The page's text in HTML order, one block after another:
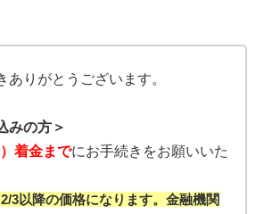
ありがとうございます。
みの方＞
着金までにお手続きをお願いいた
3以降の価格になります。金融機関